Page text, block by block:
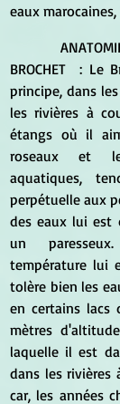
eaux marocaines,
BROCHET  : Le
principe, dans
les rivières à
étangs où il
roseaux et
aquatiques,
perpétuelle aux
des eaux lui est
un
température lui
tolère bien les
en certains lacs
mètres
laquelle il est
dans les rivières
car, les années